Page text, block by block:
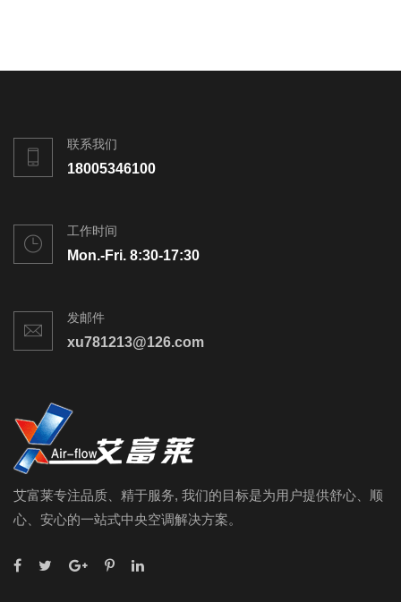
联系我们
18005346100
工作时间
Mon.-Fri. 8:30-17:30
发邮件
xu781213@126.com
艾富莱专注品质、精于服务, 我们的目标是为用户提供舒心、顺
心、安心的一站式中央空调解决方案。